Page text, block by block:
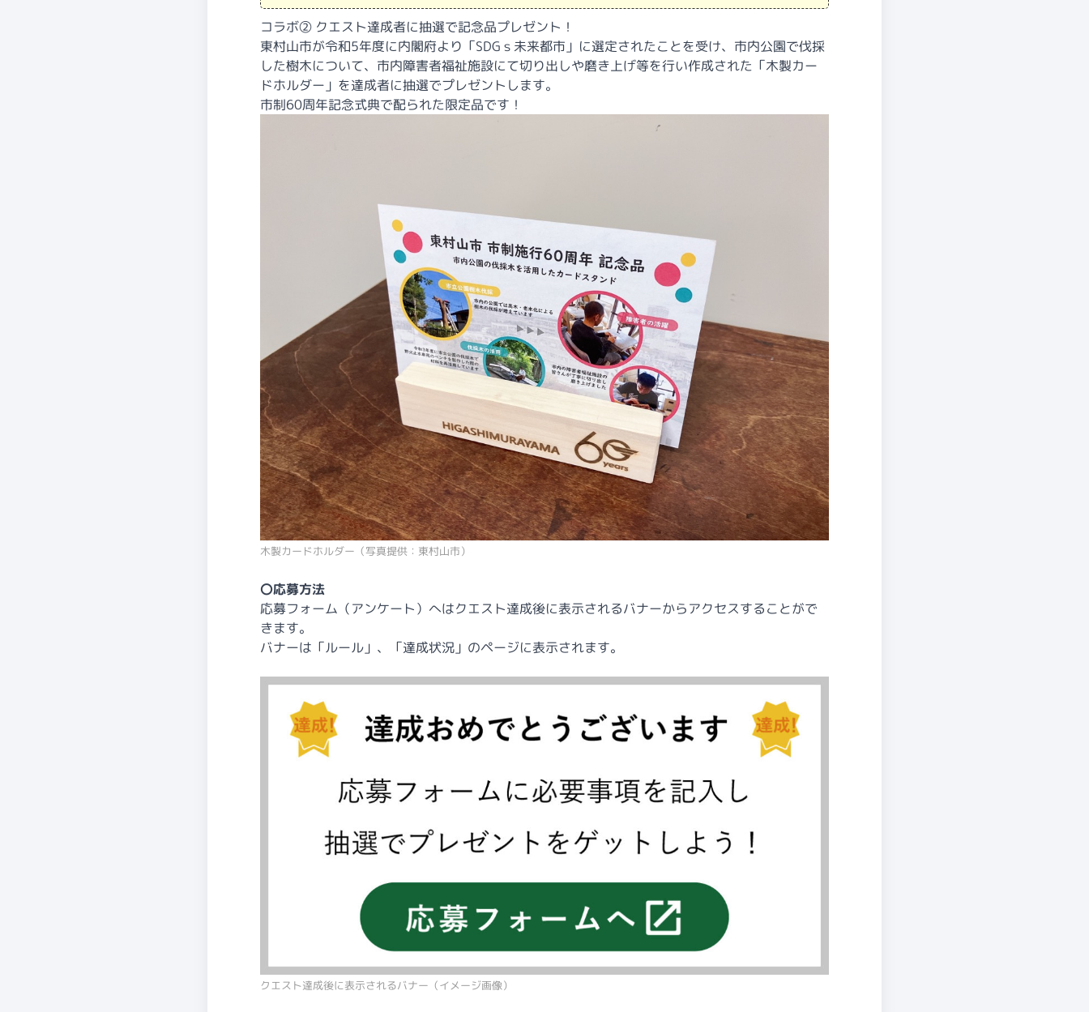
コラボ② クエスト達成者に抽選で記念品プレゼント！
東村山市が令和5年度に内閣府より「SDGｓ未来都市」に選定されたことを受け、市内公園で伐採
した樹木について、市内障害者福祉施設にて切り出しや磨き上げ等を行い作成された「木製カー
ドホルダー」を達成者に抽選でプレゼントします。
市制60周年記念式典で配られた限定品です！
木製カードホルダー（写真提供：東村山市）
〇応募方法
応募フォーム（アンケート）へはクエスト達成後に表示されるバナーからアクセスすることがで
きます。
バナーは「ルール」、「達成状況」のページに表示されます。
クエスト達成後に表示されるバナー（イメージ画像）